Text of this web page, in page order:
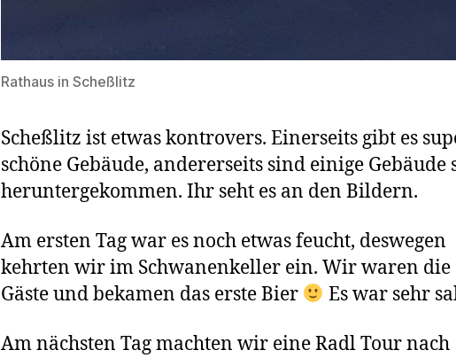
Rathaus in Scheßlitz
Scheßlitz ist etwas kontrovers. Einerseits gibt es
schöne Gebäude, andererseits sind einige Gebäude
heruntergekommen. Ihr seht es an den Bildern.
Am ersten Tag war es noch etwas feucht, deswegen
kehrten wir im Schwanenkeller ein. Wir waren die
Gäste und bekamen das erste Bier
Es war sehr
Am nächsten Tag machten wir eine Radl Tour nach